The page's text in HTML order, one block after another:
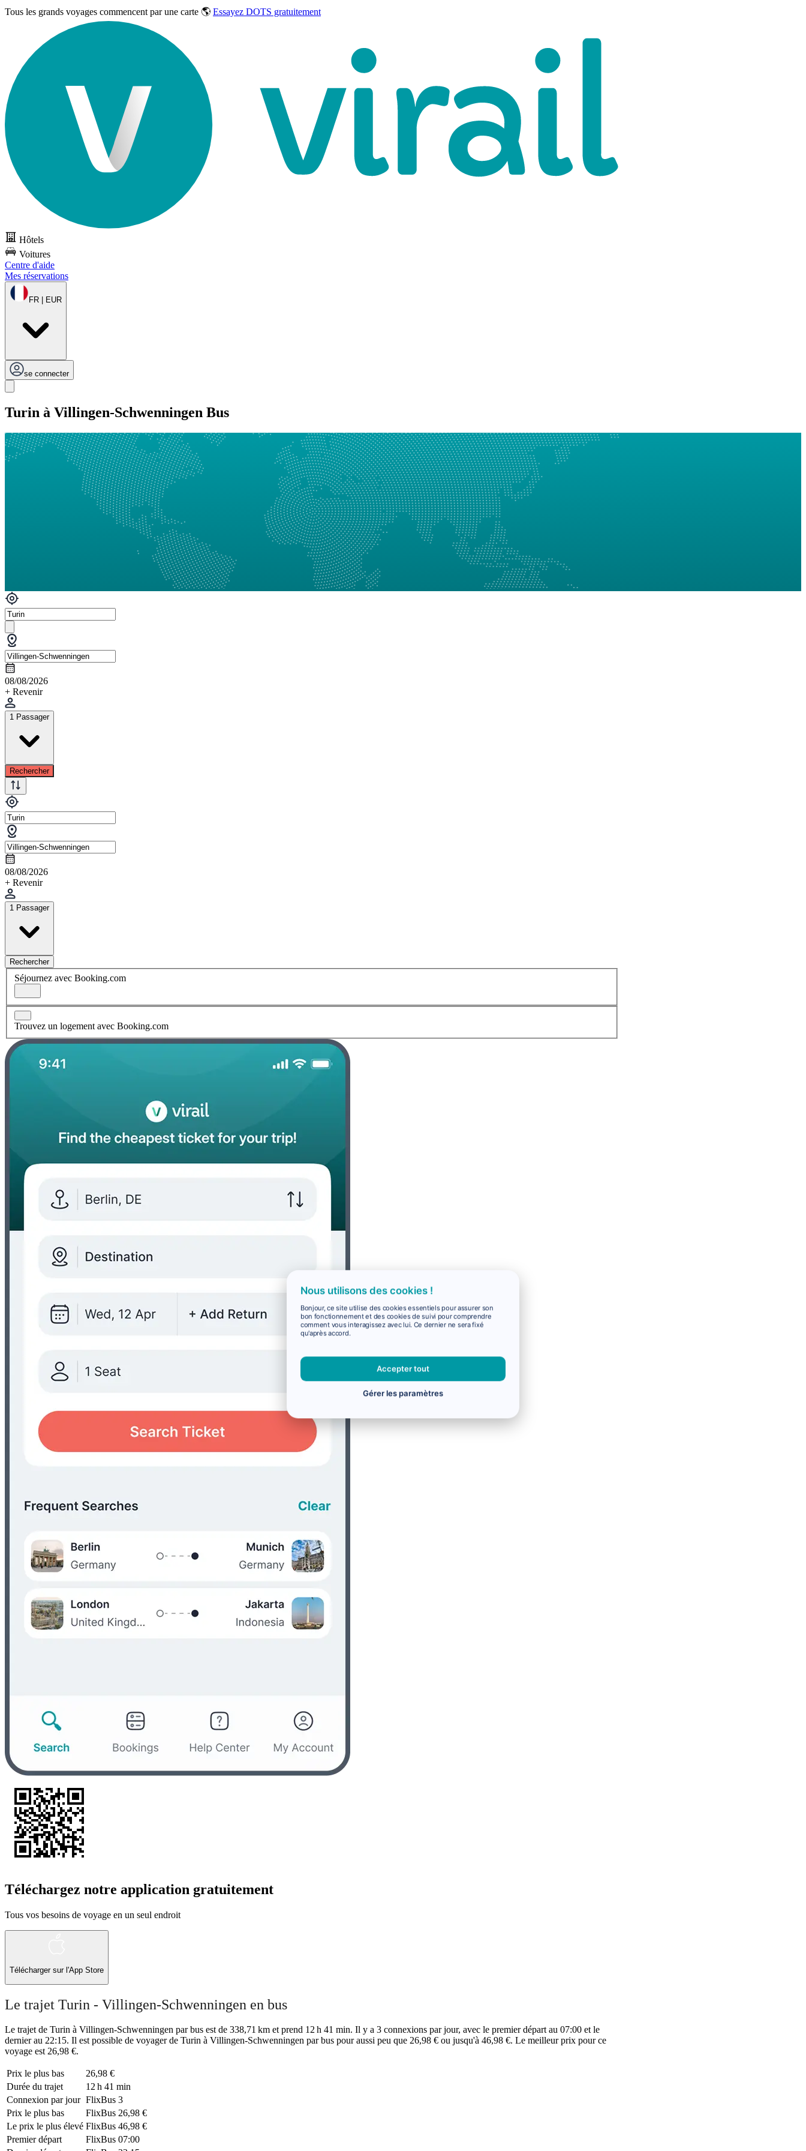
Tous les grands voyages commencent par une carte 🌎 Essayez DOTS gratuitement
Hôtels
Voitures
Centre d'aide
Mes réservations
FR | EUR
se connecter
Turin à Villingen-Schwenningen Bus
08/08/2026
+ Revenir
1 Passager
Rechercher
08/08/2026
+ Revenir
1 Passager
Rechercher
Séjournez avec Booking.com
Trouvez un logement avec Booking.com
Téléchargez notre application gratuitement
Tous vos besoins de voyage en un seul endroit
Télécharger sur l'App Store
Le trajet Turin - Villingen-Schwenningen en bus
Le trajet de Turin à Villingen-Schwenningen par bus est de 338,71 km et prend 12 h 41 min. Il y a 3 connexions par jour, avec le premier départ au 07:00 et le
dernier au 22:15. Il est possible de voyager de Turin à Villingen-Schwenningen par bus pour aussi peu que 26,98 € ou jusqu'à 46,98 €. Le meilleur prix pour ce
voyage est 26,98 €.
Prix ​​le plus bas
26,98 €
Durée du trajet
12 h 41 min
Connexion par jour FlixBus 3
Prix ​​le plus bas
FlixBus 26,98 €
Le prix le plus élevé FlixBus 46,98 €
Premier départ
FlixBus 07:00
Nous utilisons des cookies !
Bonjour, ce site utilise des cookies essentiels pour assurer son
bon fonctionnement et des cookies de suivi pour comprendre
comment vous interagissez avec lui. Ce dernier ne sera fixé
qu'après accord.
Accepter tout
Gérer les paramètres